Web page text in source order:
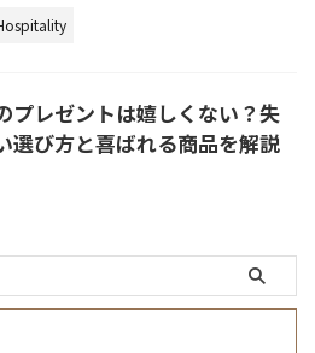
プレゼントは嬉しくない？失
選び方と喜ばれる商品を解説